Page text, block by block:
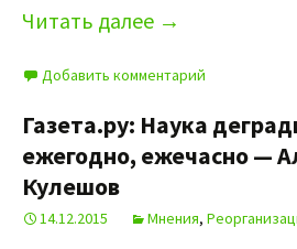
Читать далее →
Добавить комментарий
Газета.ру: Наука
ежегодно, ежечасно —
Кулешов
14.12.2015 Мнения,